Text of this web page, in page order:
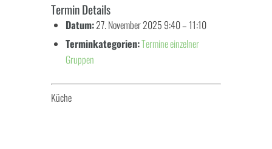
Termin Details
Datum:27. November 2025 9:40–11:10
Terminkategorien:Termine einzelner
Gruppen
Küche